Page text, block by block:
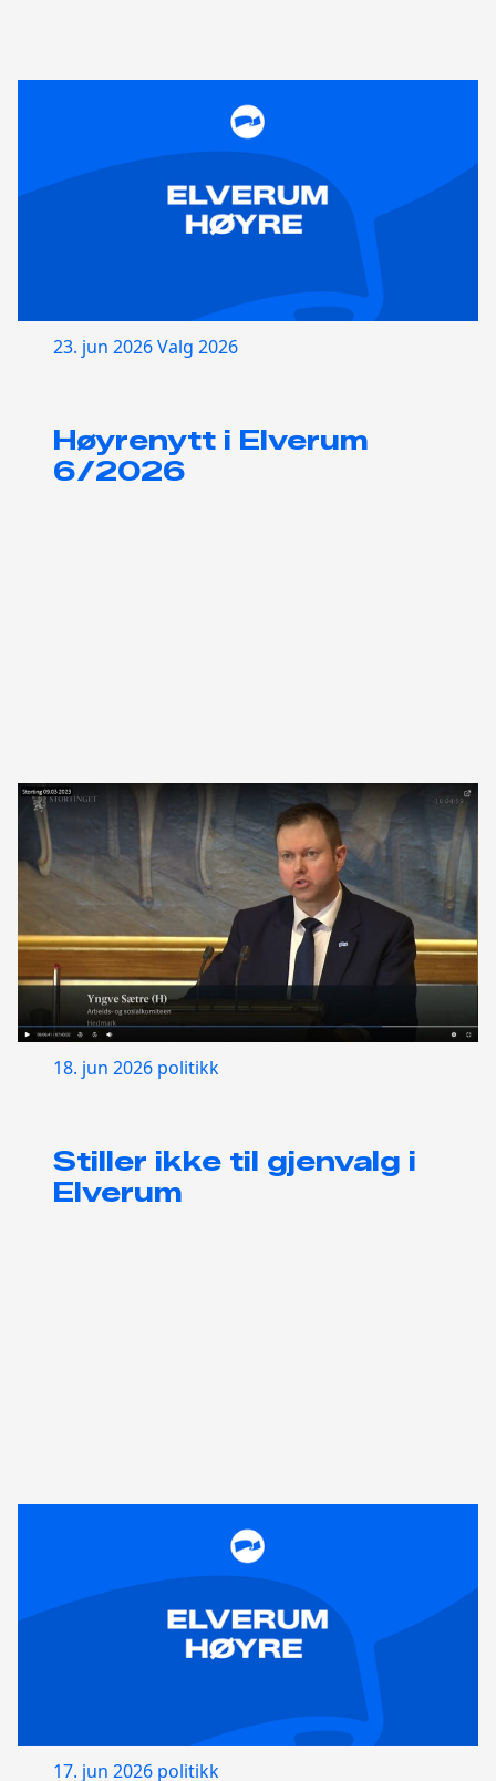
23. jun 2026Valg 2026
Høyrenytt i Elverum
6/2026
18. jun 2026 politikk
Stiller ikke til gjenvalg i
Elverum
17. jun 2026 politikk